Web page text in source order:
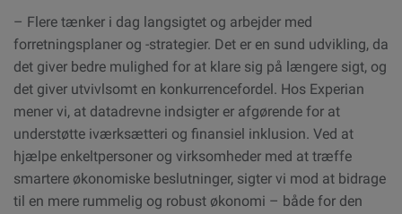
– Flere tænker i dag langsigtet og arbejder med
forretningsplaner og -strategier. Det er en sund udvikling, da
det giver bedre mulighed for at klare sig på længere sigt, og
det giver utvivlsomt en konkurrencefordel. Hos Experian
mener vi, at datadrevne indsigter er afgørende for at
understøtte iværksætteri og finansiel inklusion. Ved at
hjælpe enkeltpersoner og virksomheder med at træffe
smartere økonomiske beslutninger, sigter vi mod at bidrage
til en mere rummelig og robust økonomi – både for den